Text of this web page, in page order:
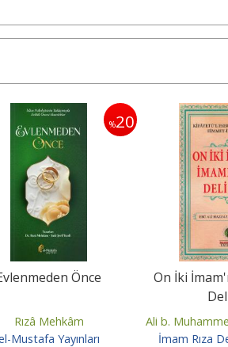
%20
Önce
Rızâ Mehkâm
Mustafa Yayınları
On İki
Ali b.
İmam Rıza